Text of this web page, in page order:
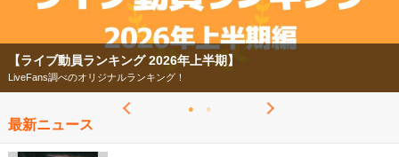
【ライブ動員ランキング 2026年上半期】
LiveFans調べのオリジナルランキング！
最新ニュース